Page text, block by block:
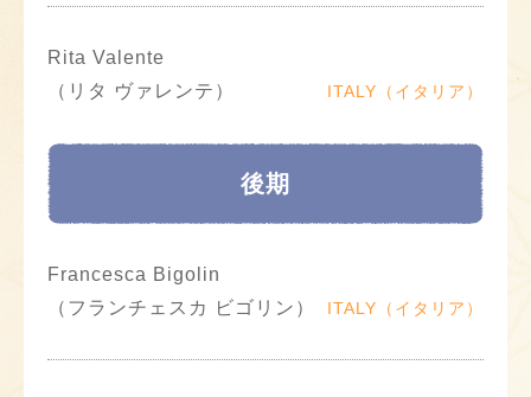
Rita Valente
（リタ ヴァレンテ）
ITALY（イタリア）
後期
Francesca Bigolin
（フランチェスカ ビゴリン）
ITALY（イタリア）